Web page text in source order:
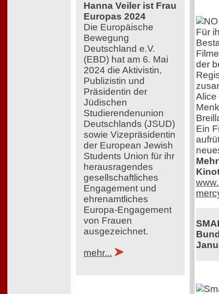
Hanna Veiler ist Frau
Europas 2024
Die Europäische
Bewegung
Deutschland e.V.
(EBD) hat am 6. Mai
2024 die Aktivistin,
Publizistin und
Präsidentin der
Jüdischen
Studierendenunion
Deutschlands (JSUD)
sowie Vizepräsidentin
der European Jewish
Students Union für ihr
herausragendes
gesellschaftliches
Engagement und
ehrenamtliches
Europa-Engagement
von Frauen
ausgezeichnet.
mehr...
Für
der
Alice
Ein